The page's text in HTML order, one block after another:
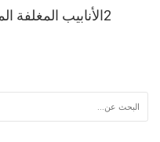
2الأنابيب المغلفة